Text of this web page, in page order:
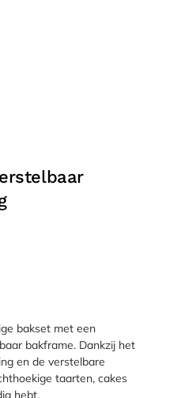
bakset met een
bakframe. Dankzij het
en de verstelbare
taarten, cakes
hebt.